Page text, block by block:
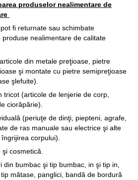
produselor nealimentare de
fi returnate sau schimbate
nealimentare de calitate
din metale preţioase, pietre
şi montate cu pietre semipreţioase
şlefuite).
tricot (articole de lenjerie de corp,
ciorăpărie).
(periuţe de dinţi, piepteni, agrafe,
de ras manuale sau electrice şi alte
corpului).
cosmetică.
din bumbac şi tip bumbac, in şi tip in,
mătase, panglici, bandă de bordură